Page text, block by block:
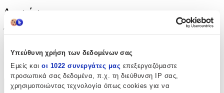
Υπεύθυνη χρήση των δεδομένων σας
Εμείς και οι 1022 συνεργάτες μας επεξεργαζόμαστε
προσωπικά σας δεδομένα, π.χ. τη διεύθυνση IP σας,
χρησιμοποιώντας τεχνολογία όπως cookies για να
Διαστάσεις
28
cm
Χαρακτηριστικά